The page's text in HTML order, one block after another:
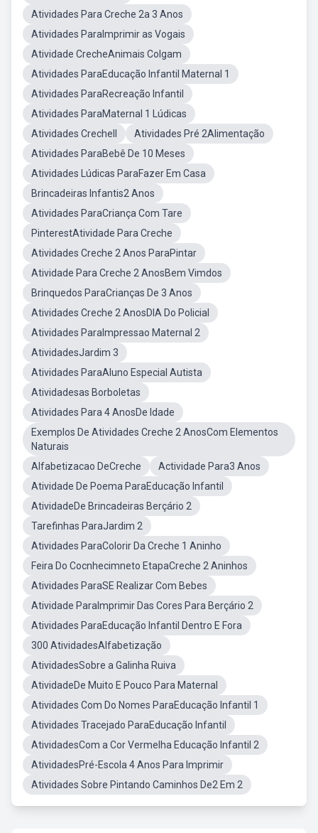
Atividades Para Creche 2a 3 Anos
Atividades ParaImprimir as Vogais
Atividade CrecheAnimais Colgam
Atividades ParaEducação Infantil Maternal 1
Atividades ParaRecreação Infantil
Atividades ParaMaternal 1 Lúdicas
Atividades CrecheII
Atividades Pré 2Alimentação
Atividades ParaBebê De 10 Meses
Atividades Lúdicas ParaFazer Em Casa
Brincadeiras Infantis2 Anos
Atividades ParaCriança Com Tare
PinterestAtividade Para Creche
Atividades Creche 2 Anos ParaPintar
Atividade Para Creche 2 AnosBem Vimdos
Brinquedos ParaCrianças De 3 Anos
Atividades Creche 2 AnosDIA Do Policial
Atividades ParaImpressao Maternal 2
AtividadesJardim 3
Atividades ParaAluno Especial Autista
Atividadesas Borboletas
Atividades Para 4 AnosDe Idade
Exemplos De Atividades Creche 2 AnosCom Elementos
Naturais
Alfabetizacao DeCreche
Actividade Para3 Anos
Atividade De Poema ParaEducação Infantil
AtividadeDe Brincadeiras Berçário 2
Tarefinhas ParaJardim 2
Atividades ParaColorir Da Creche 1 Aninho
Feira Do Cocnhecimneto EtapaCreche 2 Aninhos
Atividades ParaSE Realizar Com Bebes
Atividade ParaImprimir Das Cores Para Berçário 2
Atividades ParaEducação Infantil Dentro E Fora
300 AtividadesAlfabetização
AtividadesSobre a Galinha Ruiva
AtividadeDe Muito E Pouco Para Maternal
Atividades Com Do Nomes ParaEducação Infantil 1
Atividades Tracejado ParaEducação Infantil
AtividadesCom a Cor Vermelha Educação Infantil 2
AtividadesPré-Escola 4 Anos Para Imprimir
Atividades Sobre Pintando Caminhos De2 Em 2